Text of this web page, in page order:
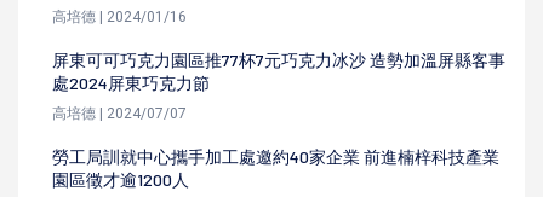
高培德 | 2024/01/16
屏東可可巧克力園區推77杯7元巧克力冰沙 造勢加溫屏縣客事
處2024屏東巧克力節
高培德 | 2024/07/07
勞工局訓就中心攜手加工處邀約40家企業 前進楠梓科技產業
園區徵才逾1200人